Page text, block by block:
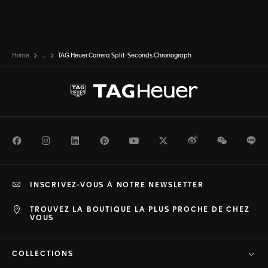
Home ... TAG Heuer Carrera Split-Seconds Chronograph
FacebookInstagramLinkedInPinterestYoutubeTwitterWeiboWeChat
TROUVEZ LA BOUTIQUE LA PLUS PROCHE DE CHEZ
VOUS
INSCRIVEZ-VOUS À NOTRE NEWSLETTER
COLLECTIONS